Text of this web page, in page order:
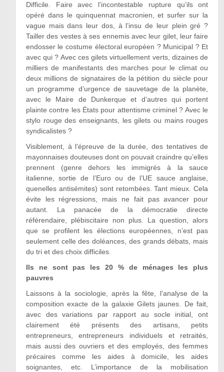
Difficile. Faire avec l’incontestable rupture qu’ils ont
opéré dans le quinquennat macronien, et surfer sur la
vague mais dans leur dos, à l’insu de leur plein gré ?
Tailler des vestes à ses ennemis avec leur gilet, leur faire
endosser le costume électoral européen ? Municipal ? Et
avec qui ? Avec ces gilets virtuellement verts, dizaines de
milliers de manifestants des marches pour le climat ou
deux millions de signataires de la pétition du siècle pour
un programme d’urgence de sauvetage de la planète,
avec le Maire de Dunkerque et d’autres qui portent
plainte contre les États pour attentisme criminel ? Avec le
stylo rouge des enseignants, les gilets ou mains rouges
syndicalistes ?
Visiblement, à l’épreuve de la durée, des tentatives de
mayonnaises douteuses dont on pouvait craindre qu’elles
prennent (genre dehors les immigrés à la sauce
italienne, sortie de l’Euro ou de l’UE sauce anglaise,
quenelles antisémites) sont retombées. Tant mieux. Cela
évite les régressions, mais ne fait pas avancer pour
autant. La panacée de la démocratie directe
référendaire, plébiscitaire non plus. La question, alors
que se profilent les élections européennes, n’est pas
seulement celle des doléances, des grands débats, mais
du tri et des choix difficiles.
Ils ne sont pas les 20 % de ménages les plus
pauvres
Laissons à la sociologie, après la fête, l’analyse de la
composition exacte de la galaxie Gilets jaunes. De fait,
avec des variations par rapport au socle initial, ont
clairement été présents des artisans, petits
entrepreneurs, entrepreneurs individuels et retraités,
mais aussi des ouvriers et des employés, des femmes
précaires comme les aides à domicile, les aides
soignantes, etc. L’importance de la mobilisation